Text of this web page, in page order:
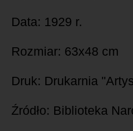
Data: 1929 r.
Rozmiar: 63x48 cm
Druk: Drukarnia
Źródło: Biblioteka